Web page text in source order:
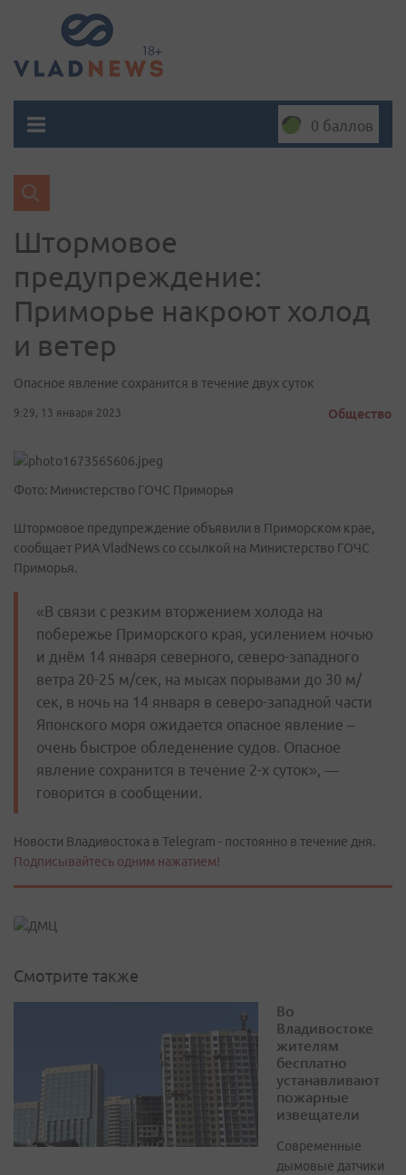
0 баллов
Штормовое
предупреждение:
Приморье накроют холод
и ветер
Опасное явление сохранится в течение двух суток
9:29, 13 января 2023 Общество
Фото: Министерство ГОЧС Приморья
Штормовое предупреждение объявили в Приморском крае,
сообщает РИА VladNews со ссылкой на Министерство ГОЧС
Приморья.
«В связи с резким вторжением холода на
побережье Приморского края, усилением ночью
и днём 14 января северного, северо-западного
ветра 20-25 м/сек, на мысах порывами до 30 м/
сек, в ночь на 14 января в северо-западной части
Японского моря ожидается опасное явление –
очень быстрое обледенение судов. Опасное
явление сохранится в течение 2-х суток», —
говорится в сообщении.
Новости Владивостока в Telegram - постоянно в течение дня.
Подписывайтесь одним нажатием!
Смотрите также
Во
Владивостоке
жителям
бесплатно
устанавливают
пожарные
извещатели
Современные
дымовые датчики